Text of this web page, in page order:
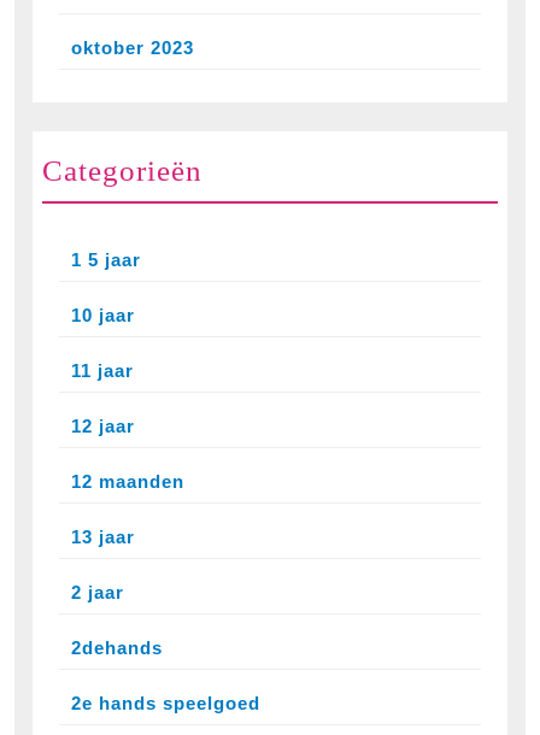
oktober 2023
Categorieën
1 5 jaar
10 jaar
11 jaar
12 jaar
12 maanden
13 jaar
2 jaar
2dehands
2e hands speelgoed